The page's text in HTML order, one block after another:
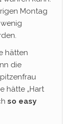
Montag
hätten
die
hätte „Hart
so easy